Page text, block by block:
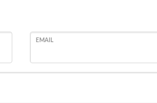
EMAIL